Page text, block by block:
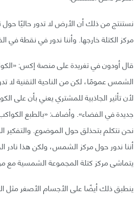
نستنتج من ذلك أن الأرض لا تدور حاليًا
مركز الكتلة خارجها. وأننا ندور في نقطة
قال أودون في تغريدة على منصة إكس:
الشمس عمومًا، لكن من الناحية التقنية
لأن تأثير الجاذبية للمشتري يعني بأن على
جديدة في الفضاء». وأضاف: «بالطبع
نحن نتكلم بتحذلق حول الموضوع. والتفكير
أننا ندور حول مركز الشمس، ولكن هذا نادر
يتماشى مركز كتلة المجموعة الشمسية مع
ينطبق ذلك أيضًا على الأجسام الأصغر مثل